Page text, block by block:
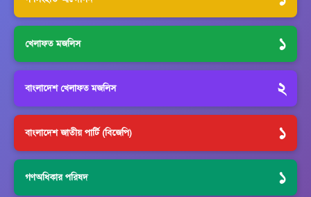
খেলাফত মজলিস ১
বাংলাদেশ খেলাফত মজলিস ২
বাংলাদেশ জাতীয় পার্টি (বিজেপি) ১
গণঅধিকার পরিষদ ১